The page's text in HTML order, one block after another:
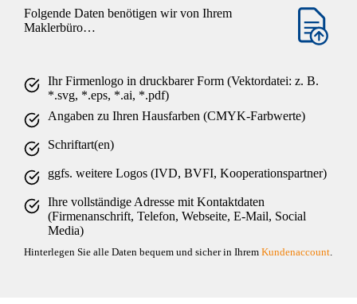
Folgende Daten benötigen wir von Ihrem
Maklerbüro…
Ihr Firmenlogo in druckbarer Form (Vektordatei: z. B.
*.svg, *.eps, *.ai, *.pdf)
Angaben zu Ihren Hausfarben (CMYK-Farbwerte)
Schriftart(en)
ggfs. weitere Logos (IVD, BVFI, Kooperationspartner)
Ihre vollständige Adresse mit Kontaktdaten
(Firmenanschrift, Telefon, Webseite, E-Mail, Social
Media)
Hinterlegen Sie alle Daten bequem und sicher in Ihrem Kundenaccount